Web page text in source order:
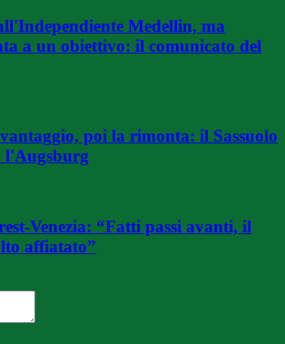
Medellin, ma
a un obiettivo: il comunicato del
poi la rimonta: il Sassuolo
l'Augsburg
Venezia: “Fatti passi avanti, il
affiatato”